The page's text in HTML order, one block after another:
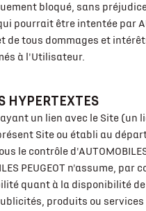
bloqué, sans
pourrait être intentée par
et de tous dommages et
à l'Utilisateur.
HYPERTEXTES
un lien avec le Site (un
Site ou établi au
le contrôle d'AUTOMOBILES
PEUGEOT n'assume, par
quant à la disponibilité
produits ou